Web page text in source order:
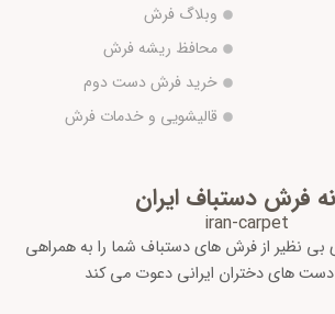
وبلاگ فرش
محافظ ریشه فرش
خرید فرش دست دوم
قالیشویی و خدمات فرش
فرش دستباف ایران
iran-carpet
بی نظیر از فرش های دستباف شما را به همراهی
های دختران ایرانی دعوت می کند